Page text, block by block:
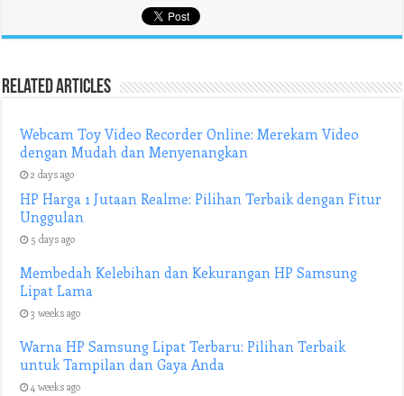
Related Articles
Webcam Toy Video Recorder Online: Merekam Video
dengan Mudah dan Menyenangkan
2 days ago
HP Harga 1 Jutaan Realme: Pilihan Terbaik dengan Fitur
Unggulan
5 days ago
Membedah Kelebihan dan Kekurangan HP Samsung
Lipat Lama
3 weeks ago
Warna HP Samsung Lipat Terbaru: Pilihan Terbaik
untuk Tampilan dan Gaya Anda
4 weeks ago